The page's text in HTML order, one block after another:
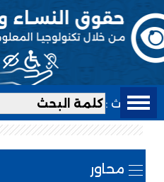
بحث :
محاور